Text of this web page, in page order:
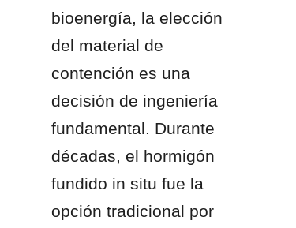
bioenergía, la elección
del material de
contención es una
decisión de ingeniería
fundamental. Durante
décadas, el hormigón
fundido in situ fue la
opción tradicional por